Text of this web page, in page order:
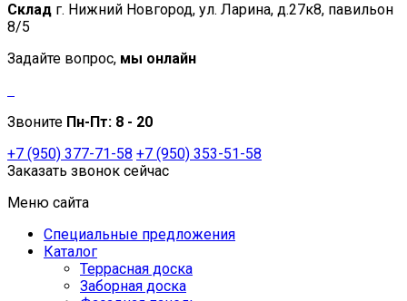
Склад г. Нижний Новгород, ул. Ларина, д.27к8, павильон
8/5
Задайте вопрос, мы онлайн
Звоните Пн-Пт: 8 - 20
+7 (950) 377-71-58 +7 (950) 353-51-58
Заказать звонок сейчас
Меню сайта
Специальные предложения
Каталог
Террасная доска
Заборная доска